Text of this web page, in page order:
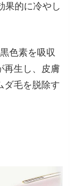
果的に冷やし
色素を吸収
再生し、皮膚
ダ毛を脱除す